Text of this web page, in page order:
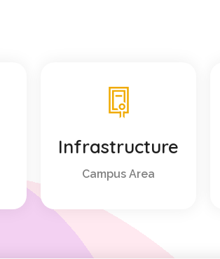
Infrastructure
Campus Area